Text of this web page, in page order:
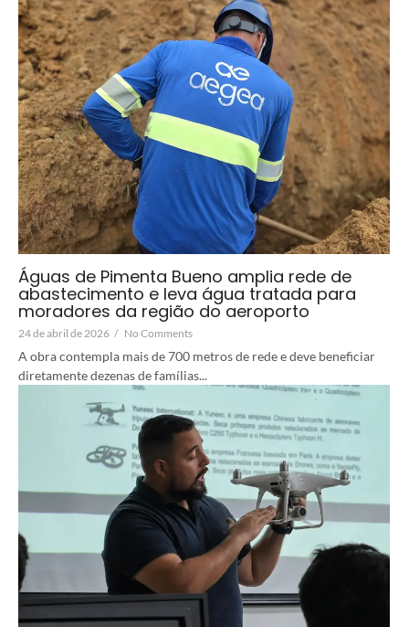
Águas de Pimenta Bueno amplia rede de
abastecimento e leva água tratada para
moradores da região do aeroporto
24 de abril de 2026 / No Comments
A obra contempla mais de 700 metros de rede e deve beneficiar
diretamente dezenas de famílias...